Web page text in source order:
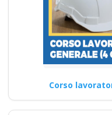
(DL
Corso
Corso